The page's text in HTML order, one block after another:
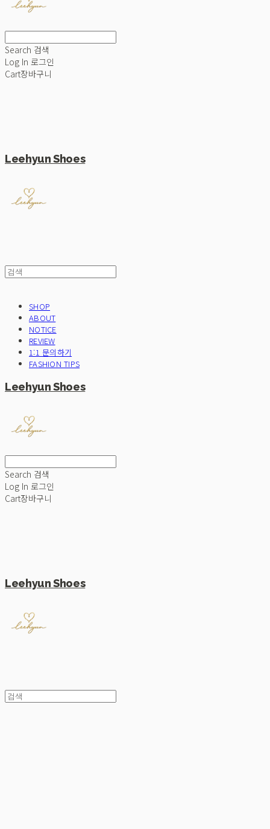
Search 검색
Log In 로그인
Cart장바구니
Leehyun Shoes
SHOP
ABOUT
NOTICE
REVIEW
1:1 문의하기
FASHION TIPS
Leehyun Shoes
Search 검색
Log In 로그인
Cart장바구니
Leehyun Shoes